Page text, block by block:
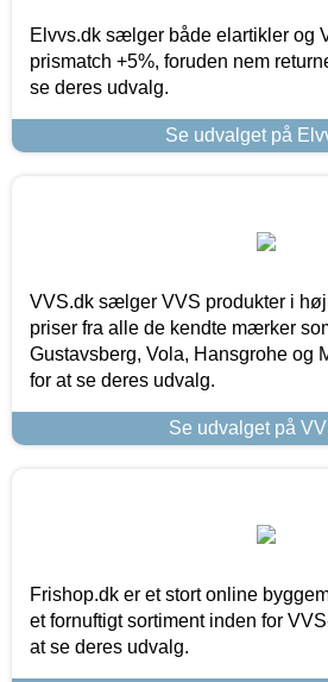
Elvvs.dk sælger både elartikler og
prismatch +5%, foruden nem
se deres udvalg.
Se udvalget på
VVS.dk sælger VVS produkter i
priser fra alle de kendte mærker
Gustavsberg, Vola, Hansgrohe og
for at se deres udvalg.
Se udvalget på
Frishop.dk er et stort online
et fornuftigt sortiment inden for
at se deres udvalg.